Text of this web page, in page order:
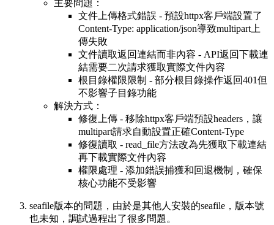
主要問題：
文件上傳格式錯誤 - 預設httpx客戶端設置了
Content-Type: application/json導致multipart上
傳失敗
文件讀取返回連結而非內容 - API返回下載連
結需要二次請求獲取實際文件內容
根目錄權限限制 - 部分根目錄操作返回401但
不影響子目錄功能
解決方式：
修復上傳 - 移除httpx客戶端預設headers，讓
multipart請求自動設置正確Content-Type
修復讀取 - read_file方法改為先獲取下載連結
再下載實際文件內容
權限處理 - 添加錯誤捕獲和回退機制，確保
核心功能不受影響
seafile版本的問題，由於是其他人安裝的seafile，版本號
也未知，調試過程出了很多問題。